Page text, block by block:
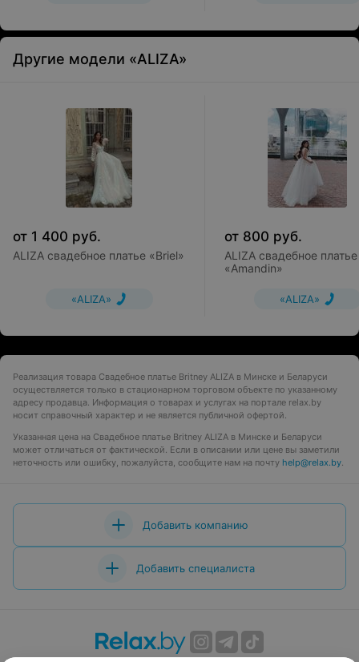
Другие модели «ALIZA»
от 1 400 руб.
ALIZA свадебное платье «Briel»
«ALIZA»
от 800 руб.
ALIZA свадебное платье
«Amandin»
«ALIZA»
Реализация товара Свадебное платье Britney ALIZA в Минске и Беларуси
осуществляется только в стационарном торговом объекте по указанному
адресу продавца. Информация о товарах и услугах на портале relax.by
носит справочный характер и не является публичной офертой.
Указанная цена на Свадебное платье Britney ALIZA в Минске и Беларуси
может отличаться от фактической. Если в описании или цене вы заметили
неточность или ошибку, пожалуйста, сообщите нам на почту help@relax.by.
Добавить компанию
Добавить специалиста